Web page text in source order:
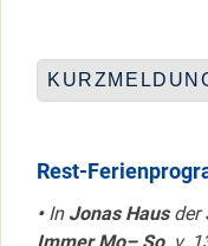
Rest-
•InJonas Hausder